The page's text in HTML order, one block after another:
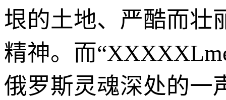
垠的土地、严酷而壮
精神。而
俄罗斯灵魂深处的一